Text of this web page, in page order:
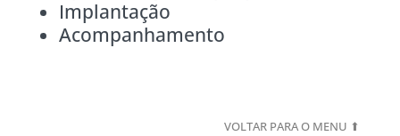
Implantação
Acompanhamento
VOLTAR PARA O MENU ⬆